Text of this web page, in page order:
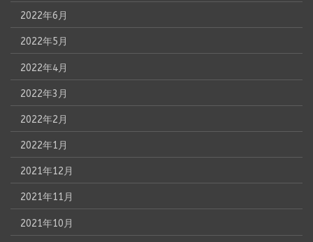
2022年6月
2022年5月
2022年4月
2022年3月
2022年2月
2022年1月
2021年12月
2021年11月
2021年10月